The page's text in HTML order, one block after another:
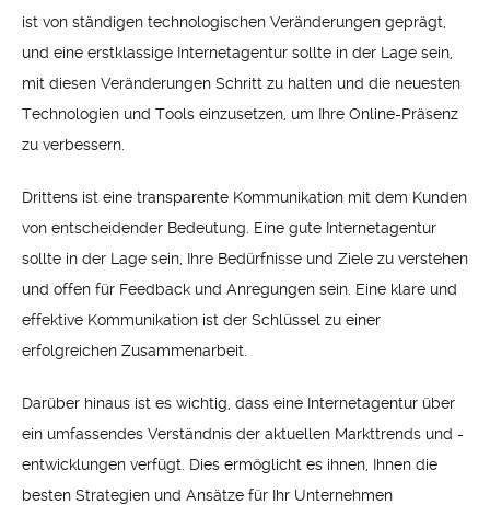
ist von ständigen technologischen Veränderungen geprägt,
und eine erstklassige Internetagentur sollte in der Lage sein,
mit diesen Veränderungen Schritt zu halten und die neuesten
Technologien und Tools einzusetzen, um Ihre Online-Präsenz
zu verbessern.
Drittens ist eine transparente Kommunikation mit dem Kunden
von entscheidender Bedeutung. Eine gute Internetagentur
sollte in der Lage sein, Ihre Bedürfnisse und Ziele zu verstehen
und offen für Feedback und Anregungen sein. Eine klare und
effektive Kommunikation ist der Schlüssel zu einer
erfolgreichen Zusammenarbeit.
Darüber hinaus ist es wichtig, dass eine Internetagentur über
ein umfassendes Verständnis der aktuellen Markttrends und -
entwicklungen verfügt. Dies ermöglicht es ihnen, Ihnen die
besten Strategien und Ansätze für Ihr Unternehmen